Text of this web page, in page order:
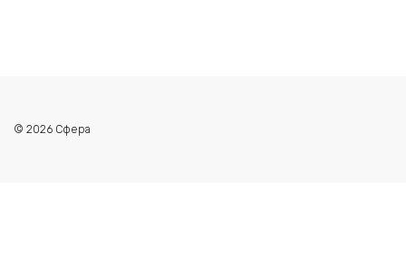
© 2026 Сфера